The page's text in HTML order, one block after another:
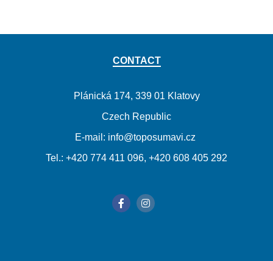
CONTACT
Plánická 174, 339 01 Klatovy
Czech Republic
E-mail: info@toposumavi.cz
Tel.: +420 774 411 096, +420 608 405 292